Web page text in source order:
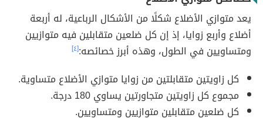
يعد متوازي الأضلاع شكلًا من الأشكال الرباعية، له أربعة
أضلاع وأربع زوايا، إذ إن كل ضلعين متقابلين فيه متوازيين
ومتساويين في الطول، وهذه أبرز خصائصه:[٤]
كل زاويتين متقابلتين من زوايا متوازي الأضلاع متساوية.
مجموع كل زاويتين متجاورتين يساوي 180 درجة.
كل ضلعين متقابلين متوازيين ومتساويين.